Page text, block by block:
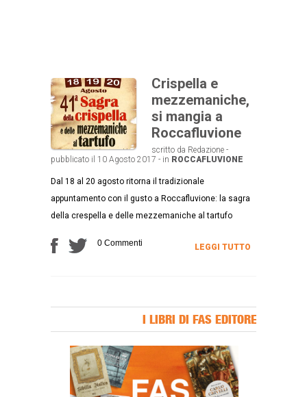
Crispella e
mezzemaniche,
si mangia a
Roccafluvione
scritto da Redazione -
pubblicato il 10 Agosto 2017 - in ROCCAFLUVIONE
Dal 18 al 20 agosto ritorna il tradizionale
appuntamento con il gusto a Roccafluvione: la sagra
della crespella e delle mezzemaniche al tartufo
0 Commenti LEGGI TUTTO
I LIBRI DI FAS EDITORE